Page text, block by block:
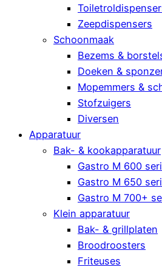
Zeepdispensers
Schoonmaak
Bezems &
Doeken &
Mopemmers &
Stofzuigers
Diversen
Apparatuur
Bak- & kookapparatuur
Gastro M 600
Gastro M 650
Gastro M 700+
Klein apparatuur
Bak- & grillplaten
Broodroosters
Friteuses